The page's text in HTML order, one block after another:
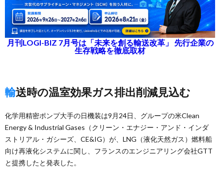
月刊LOGI-BIZ 7月号は「未来を創る輸送改革」 先行企業の
生存戦略を徹底取材
輸送時の温室効果ガス排出削減見込む
化学用精密ポンプ大手の日機装は9月24日、グループの米Clean
Energy & Industrial Gases（クリーン・エナジー・アンド・インダ
ストリアル・ガシーズ、CE&IG）が、LNG（液化天然ガス）燃料船
向け再液化システムに関し、フランスのエンジニアリング会社GTT
と提携したと発表した。